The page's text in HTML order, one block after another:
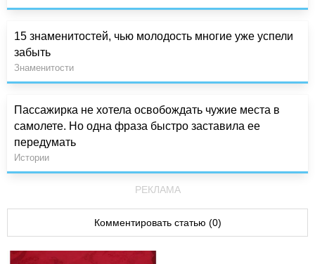
15 знаменитостей, чью молодость многие уже успели
забыть
Знаменитости
Пассажирка не хотела освобождать чужие места в
самолете. Но одна фраза быстро заставила ее
передумать
Истории
РЕКЛАМА
Комментировать статью (0)